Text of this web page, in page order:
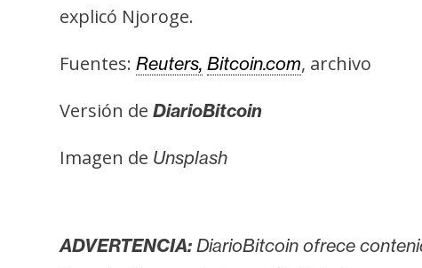
explicó Njoroge.
Fuentes: Reuters, Bitcoin.com, archivo
Versión de DiarioBitcoin
Imagen de Unsplash
ADVERTENCIA: DiarioBitcoin ofrece